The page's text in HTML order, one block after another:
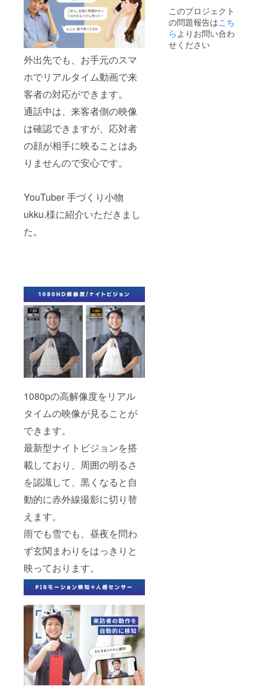
外出先でも、お手元のスマ
ホでリアルタイム動画で来
客者の対応ができます。
通話中は、来客者側の映像
は確認できますが、応対者
の顔が相手に映ることはあ
りませんので安心です。
YouTuber 手づくり小物
ukku.様に紹介いただきまし
た。
1080pの高解像度をリアル
タイムの映像が見ることが
できます。
最新型ナイトビジョンを搭
載しており、周囲の明るさ
を認識して、黒くなると自
動的に赤外線撮影に切り替
えます。
雨でも雪でも、昼夜を問わ
ず玄関まわりをはっきりと
映っております。
がござ
いま
す。
りま
す。 ※
皆様の
ご支援
を頂け
このプロジェクト
の問題報告はこち
らよりお問い合わ
せください